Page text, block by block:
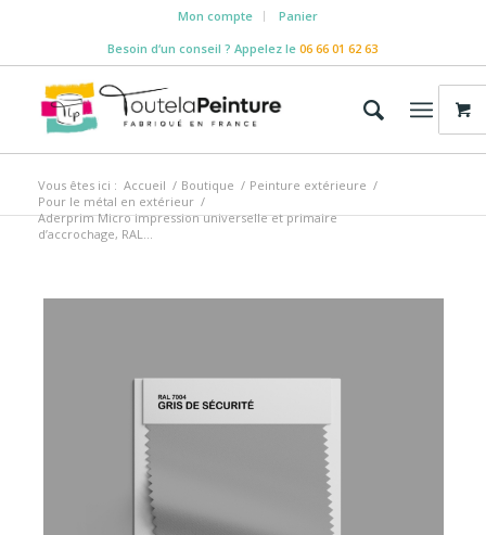
Mon compte
Panier
Besoin d‘un conseil ? Appelez le06 66 01 62 63
Vous êtes ici : Accueil / Boutique / Peinture extérieure /
Pour le métal en extérieur /
Aderprim Micro impression universelle et primaire
d’accrochage, RAL...